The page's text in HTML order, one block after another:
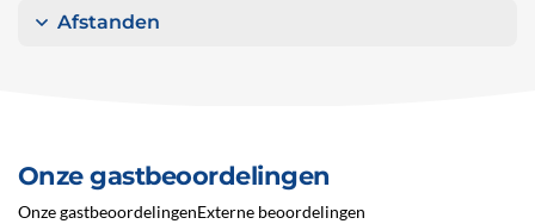
Afstanden
Onze gastbeoordelingen
Onze gastbeoordelingenExterne beoordelingen